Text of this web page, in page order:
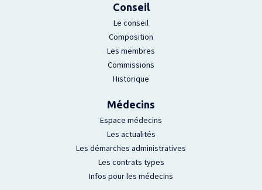
Conseil
Le conseil
Composition
Les membres
Commissions
Historique
Médecins
Espace médecins
Les actualités
Les démarches administratives
Les contrats types
Infos pour les médecins